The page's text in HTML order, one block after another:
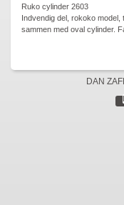
Ruko cylinder 2603
Indvendig del, rokoko model,
sammen med oval cylinder.
DAN